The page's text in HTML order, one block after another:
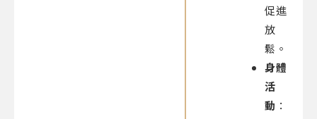
促進
放
鬆。
身體
活
動 ：